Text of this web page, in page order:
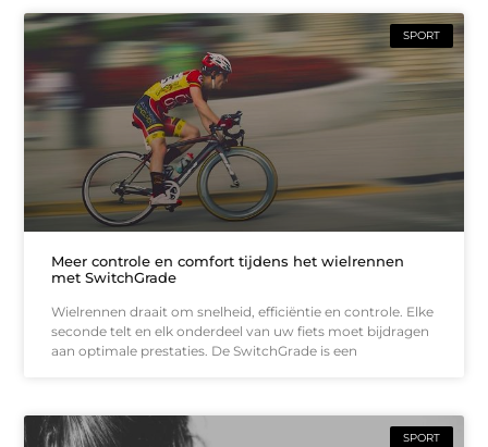
SPORT
Meer controle en comfort tijdens het wielrennen
met SwitchGrade
Wielrennen draait om snelheid, efficiëntie en controle. Elke
seconde telt en elk onderdeel van uw fiets moet bijdragen
aan optimale prestaties. De SwitchGrade is een
SPORT